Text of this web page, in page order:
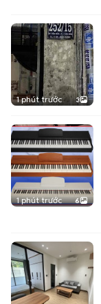
1 phút trước 3
1 phút trước 6